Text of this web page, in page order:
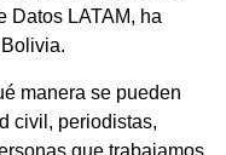
Datos LATAM, ha
manera se pueden
civil, periodistas,
que trabajamos